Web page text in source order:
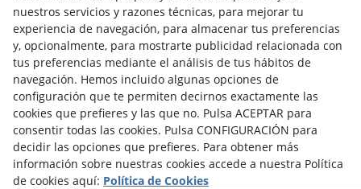
Info venta online
Contacto
Av. Tarragona, s/n
25300 Tàrrega(Lleida)España
973 310 732
carviresa@carviresa.com
nuestros servicios y razones técnicas, para mejorar tu
experiencia de navegación, para almacenar tus preferencias
y, opcionalmente, para mostrarte publicidad relacionada con
tus preferencias mediante el análisis de tus hábitos de
navegación. Hemos incluido algunas opciones de
configuración que te permiten decirnos exactamente las
cookies que prefieres y las que no. Pulsa ACEPTAR para
consentir todas las cookies. Pulsa CONFIGURACIÓN para
decidir las opciones que prefieres. Para obtener más
información sobre nuestras cookies accede a nuestra Política
de cookies aquí: Política de Cookies